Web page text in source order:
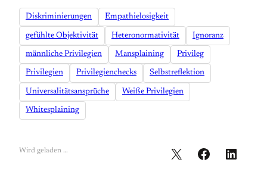
Diskriminierungen Empathielosigkeit
gefühlte Objektivität Heteronormativität Ignoranz
männliche Privilegien Mansplaining Privileg
Privilegien Privilegienchecks Selbstreflektion
Universalitätsansprüche Weiße Privilegien
Whitesplaining
Wird geladen …